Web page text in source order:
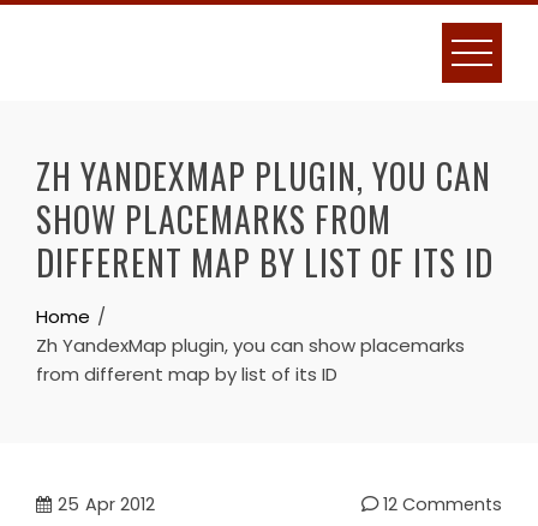
Skip
ZH YANDEXMAP PLUGIN, YOU CAN
SHOW PLACEMARKS FROM
DIFFERENT MAP BY LIST OF ITS ID
Home
Zh YandexMap plugin, you can show placemarks
from different map by list of its ID
25 Apr 2012 12 Comments